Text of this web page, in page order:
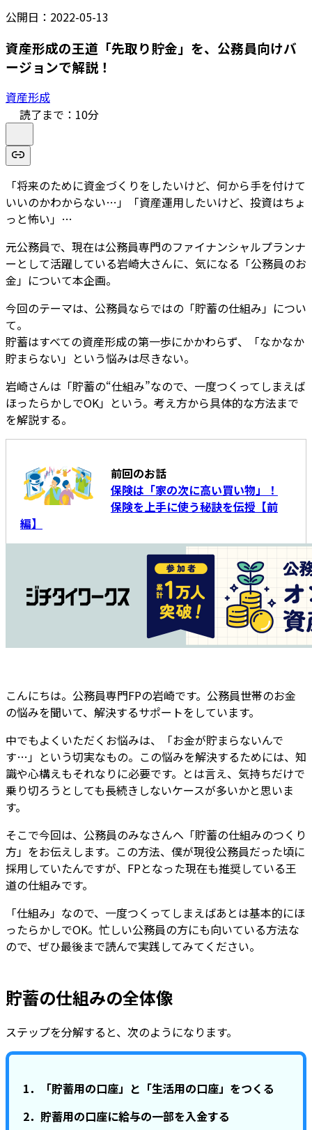
公開日： 2022-05-13
資産形成の王道「先取り貯金」を、公務員向けバ
ージョンで解説！
資産形成
読了まで： 10分
「将来のために資金づくりをしたいけど、何から手を付けて
いいのかわからない…」「資産運用したいけど、投資はちょ
っと怖い」…
元公務員で、現在は公務員専門のファイナンシャルプランナ
ーとして活躍している岩崎大さんに、気になる「公務員のお
金」について本企画。
今回のテーマは、公務員ならではの「貯蓄の仕組み」につい
て。
貯蓄はすべての資産形成の第一歩にかかわらず、「なかなか
貯まらない」という悩みは尽きない。
岩崎さんは「貯蓄の“仕組み”なので、一度つくってしまえば
ほったらかしでOK」という。考え方から具体的な方法まで
を解説する。
前回のお話
保険は「家の次に高い買い物」！
保険を上手に使う秘訣を伝授【前
編】
こんにちは。公務員専門FPの岩崎です。公務員世帯のお金
の悩みを聞いて、解決するサポートをしています。
中でもよくいただくお悩みは、「お金が貯まらないんで
す…」という切実なもの。この悩みを解決するためには、知
識や心構えもそれなりに必要です。とは言え、気持ちだけで
乗り切ろうとしても長続きしないケースが多いかと思いま
す。
そこで今回は、公務員のみなさんへ「貯蓄の仕組みのつくり
方」をお伝えします。この方法、僕が現役公務員だった頃に
採用していたんですが、FPとなった現在も推奨している王
道の仕組みです。
「仕組み」なので、一度つくってしまえばあとは基本的にほ
ったらかしでOK。忙しい公務員の方にも向いている方法な
ので、ぜひ最後まで読んで実践してみてください。
貯蓄の仕組みの全体像
ステップを分解すると、次のようになります。
1．「貯蓄用の口座」と「生活用の口座」をつくる
2．貯蓄用の口座に給与の一部を入金する